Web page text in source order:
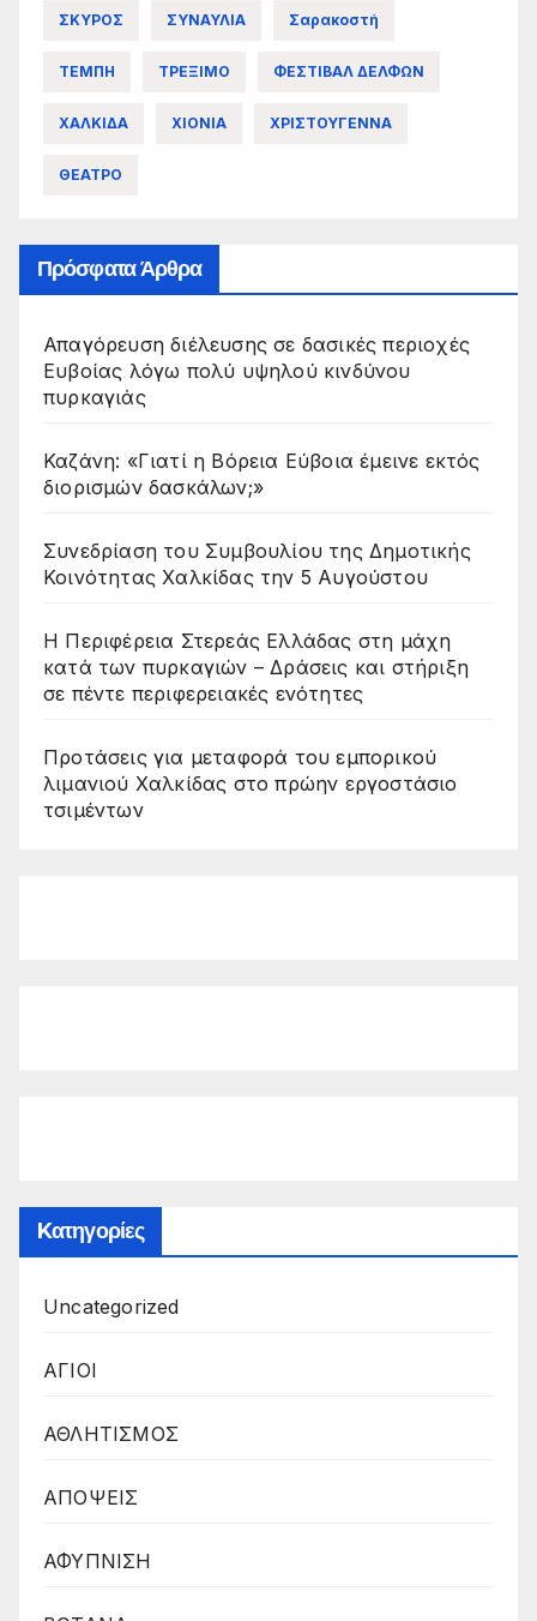
ΣΚΥΡΟΣ ΣΥΝΑΥΛΙΑ Σαρακοστή
ΤΕΜΠΗ ΤΡΕΞΙΜΟ ΦΕΣΤΙΒΑΛ ΔΕΛΦΩΝ
ΧΑΛΚΙΔΑ ΧΙΟΝΙΑ ΧΡΙΣΤΟΥΓΕΝΝΑ
ΘΕΑΤΡΟ
Πρόσφατα Άρθρα
Απαγόρευση διέλευσης σε δασικές περιοχές
Ευβοίας λόγω πολύ υψηλού κινδύνου
πυρκαγιάς
Καζάνη: «Γιατί η Βόρεια Εύβοια έμεινε εκτός
διορισμών δασκάλων;»
Συνεδρίαση του Συμβουλίου της Δημοτικής
Κοινότητας Χαλκίδας την 5 Αυγούστου
Η Περιφέρεια Στερεάς Ελλάδας στη μάχη
κατά των πυρκαγιών – Δράσεις και στήριξη
σε πέντε περιφερειακές ενότητες
Προτάσεις για μεταφορά του εμπορικού
λιμανιού Χαλκίδας στο πρώην εργοστάσιο
τσιμέντων
Kατηγορίες
Uncategorized
ΑΓΙΟΙ
ΑΘΛΗΤΙΣΜΟΣ
ΑΠΟΨΕΙΣ
ΑΦΥΠΝΙΣΗ